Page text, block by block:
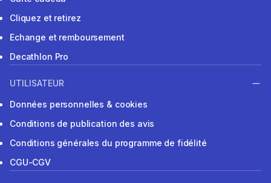
Cliquez et retirez
Echange et remboursement
Decathlon Pro
UTILISATEUR
Données personnelles & cookies
Conditions de publication des avis
Conditions générales du programme de fidélité
CGU-CGV